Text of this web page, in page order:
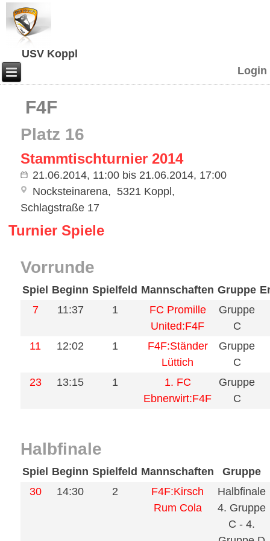
USV Koppl
Login
F4F
Platz 16
Stammtischturnier 2014
21.06.2014, 11:00 bis 21.06.2014, 17:00
Nocksteinarena
5321 Koppl
Schlagstraße 17
Turnier Spiele
Vorrunde
Spiel Beginn Spielfeld Mannschaften Gruppe
7
11:37 1
FC Promille
United:F4F
Gruppe
C
11
12:02 1
F4F:Ständer
Lüttich
Gruppe
C
23
13:15 1
1. FC
Ebnerwirt:F4F
Gruppe
C
Halbfinale
Spiel Beginn Spielfeld Mannschaften Gruppe
30
14:30 2
F4F:Kirsch
Rum Cola
Halbfinale
4. Gruppe
C - 4.